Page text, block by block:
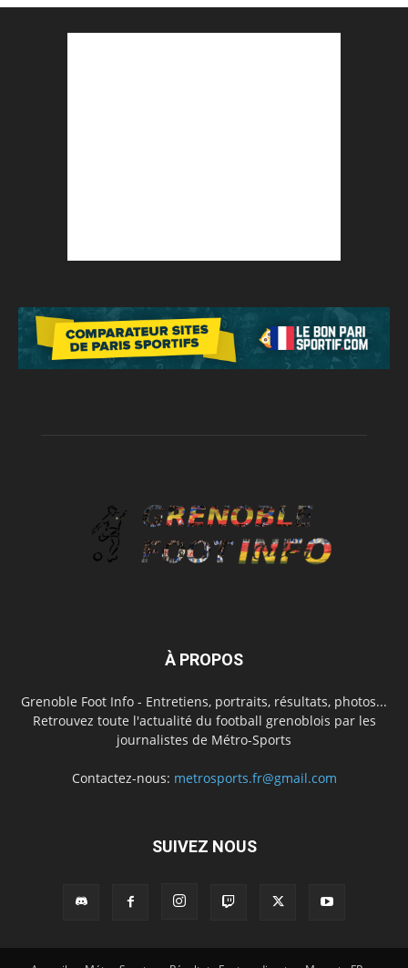
À PROPOS
Grenoble Foot Info - Entretiens, portraits, résultats, photos...
Retrouvez toute l'actualité du football grenoblois par les
journalistes de Métro-Sports
Contactez-nous: metrosports.fr@gmail.com
SUIVEZ NOUS